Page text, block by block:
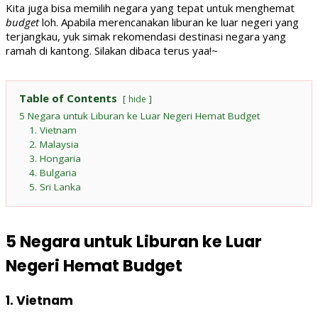
Kita juga bisa memilih negara yang tepat untuk menghemat
budgetloh. Apabila merencanakan liburan ke luar negeri yang
terjangkau, yuk simak rekomendasi destinasi negara yang
ramah di kantong. Silakan dibaca terus yaa!~
Table of Contents hide
5 Negara untuk Liburan ke Luar Negeri Hemat Budget
1. Vietnam
2. Malaysia
3. Hongaria
4. Bulgaria
5. Sri Lanka
5 Negara untuk Liburan ke Luar
Negeri Hemat Budget
1. Vietnam